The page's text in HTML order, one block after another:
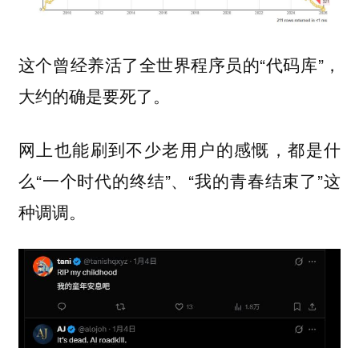
这个曾经养活了全世界程序员的“代码库”，
大约的确是要死了。
网上也能刷到不少老用户的感慨，都是什
么“一个时代的终结”、“我的青春结束了”这
种调调。